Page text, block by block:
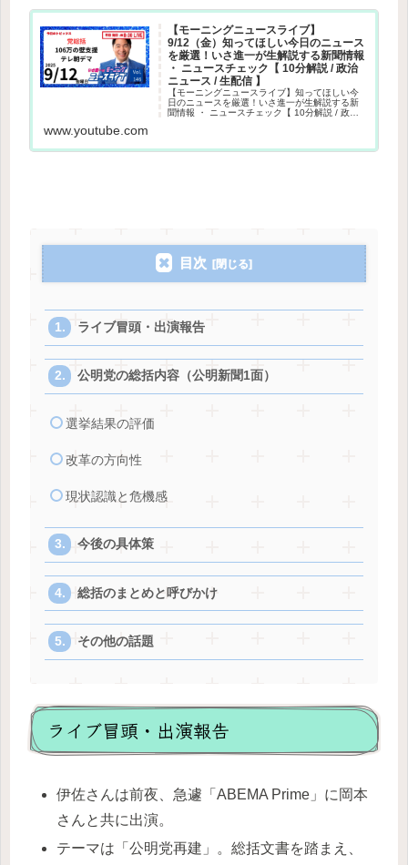
【モーニングニュースライブ】
9/12（金）知ってほしい今日のニュース
を厳選！いさ進一が生解説する新聞情報
・ ニュースチェック【 10分解説 / 政治
ニュース / 生配信 】
【モーニングニュースライブ】知ってほしい今
日のニュースを厳選！いさ進一が生解説する新
聞情報 ・ ニュースチェック【 10分解説 / 政治
www.youtube.com
目次
ライブ冒頭・出演報告
公明党の総括内容（公明新聞1面）
選挙結果の評価
改革の方向性
現状認識と危機感
今後の具体策
総括のまとめと呼びかけ
その他の話題
ライブ冒頭・出演報告
伊佐さんは前夜、急遽「ABEMA Prime」に岡本
さんと共に出演。
テーマは「公明党再建」。総括文書を踏まえ、